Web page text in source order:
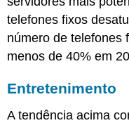
telefones fixos
número de telefones
menos de 40% em
Entretenimento
A tendência acima